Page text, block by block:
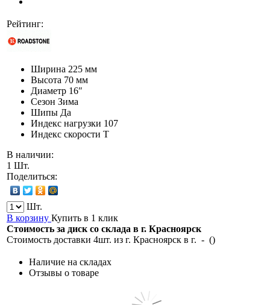
Рейтинг:
Ширина 225 мм
Высота 70 мм
Диаметр 16″
Сезон Зима
Шипы Да
Индекс нагрузки 107
Индекс скорости T
В наличии:
1 Шт.
Поделиться:
Шт.
В корзину Купить в 1 клик
Стоимость за диск со склада в г. Красноярск
Стоимость доставки 4шт. из г. Красноярск в г. - ()
Наличие на складах
Отзывы о товаре